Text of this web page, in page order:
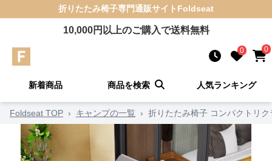
折りたたみ椅子専門通販サイト Foldseat
10,000円以上のご購入で送料無料
0 0
新着商品 商品を検索 人気ランキング
Foldseat TOP › キャンプの一覧 › 折りたたみ椅子 コンパクトリ